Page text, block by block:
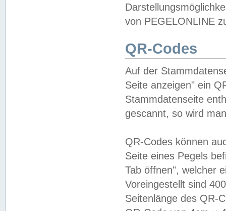
von PEGELONLINE
QR-Codes
Auf der
Seite anzeigen" ein
Stammdatenseite
gescannt, so wird
QR-Codes können
Seite eines Pegels
Tab öffnen", welcher
Voreingestellt sind
Seitenlänge des QR-